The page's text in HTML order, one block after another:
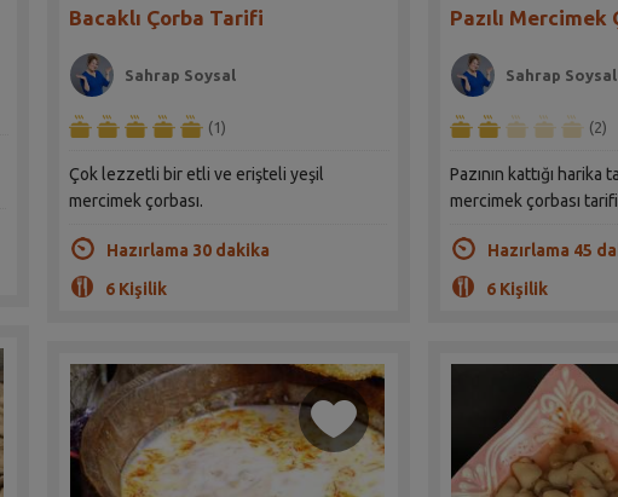
Bacaklı Çorba Tarifi
Sahrap Soysal
(1)
Çok lezzetli bir etli ve erişteli yeşil
mercimek çorbası.
Hazırlama 30 dakika
6 Kişilik
Pazılı Mercimek
Sahrap Soysal
(2)
Pazının kattığı harika
mercimek çorbası
Hazırlama 45
6 Kişilik